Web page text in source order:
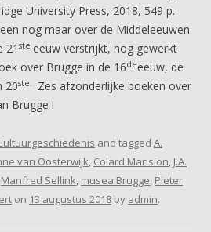
University Press, 2018, 549 p.
nog maar over de Middeleeuwen.
21 ste eeuw verstrijkt, nog gewerkt
over Brugge in de 16deeeuw, de
20ste.
Zes afzonderlijke boeken over
Brugge !
and tagged A.
van Oosterwijk, Colard Mansion, J.A.
Manfred Sellink, musea Brugge, Pieter
on 13 augustus 2018 by admin.